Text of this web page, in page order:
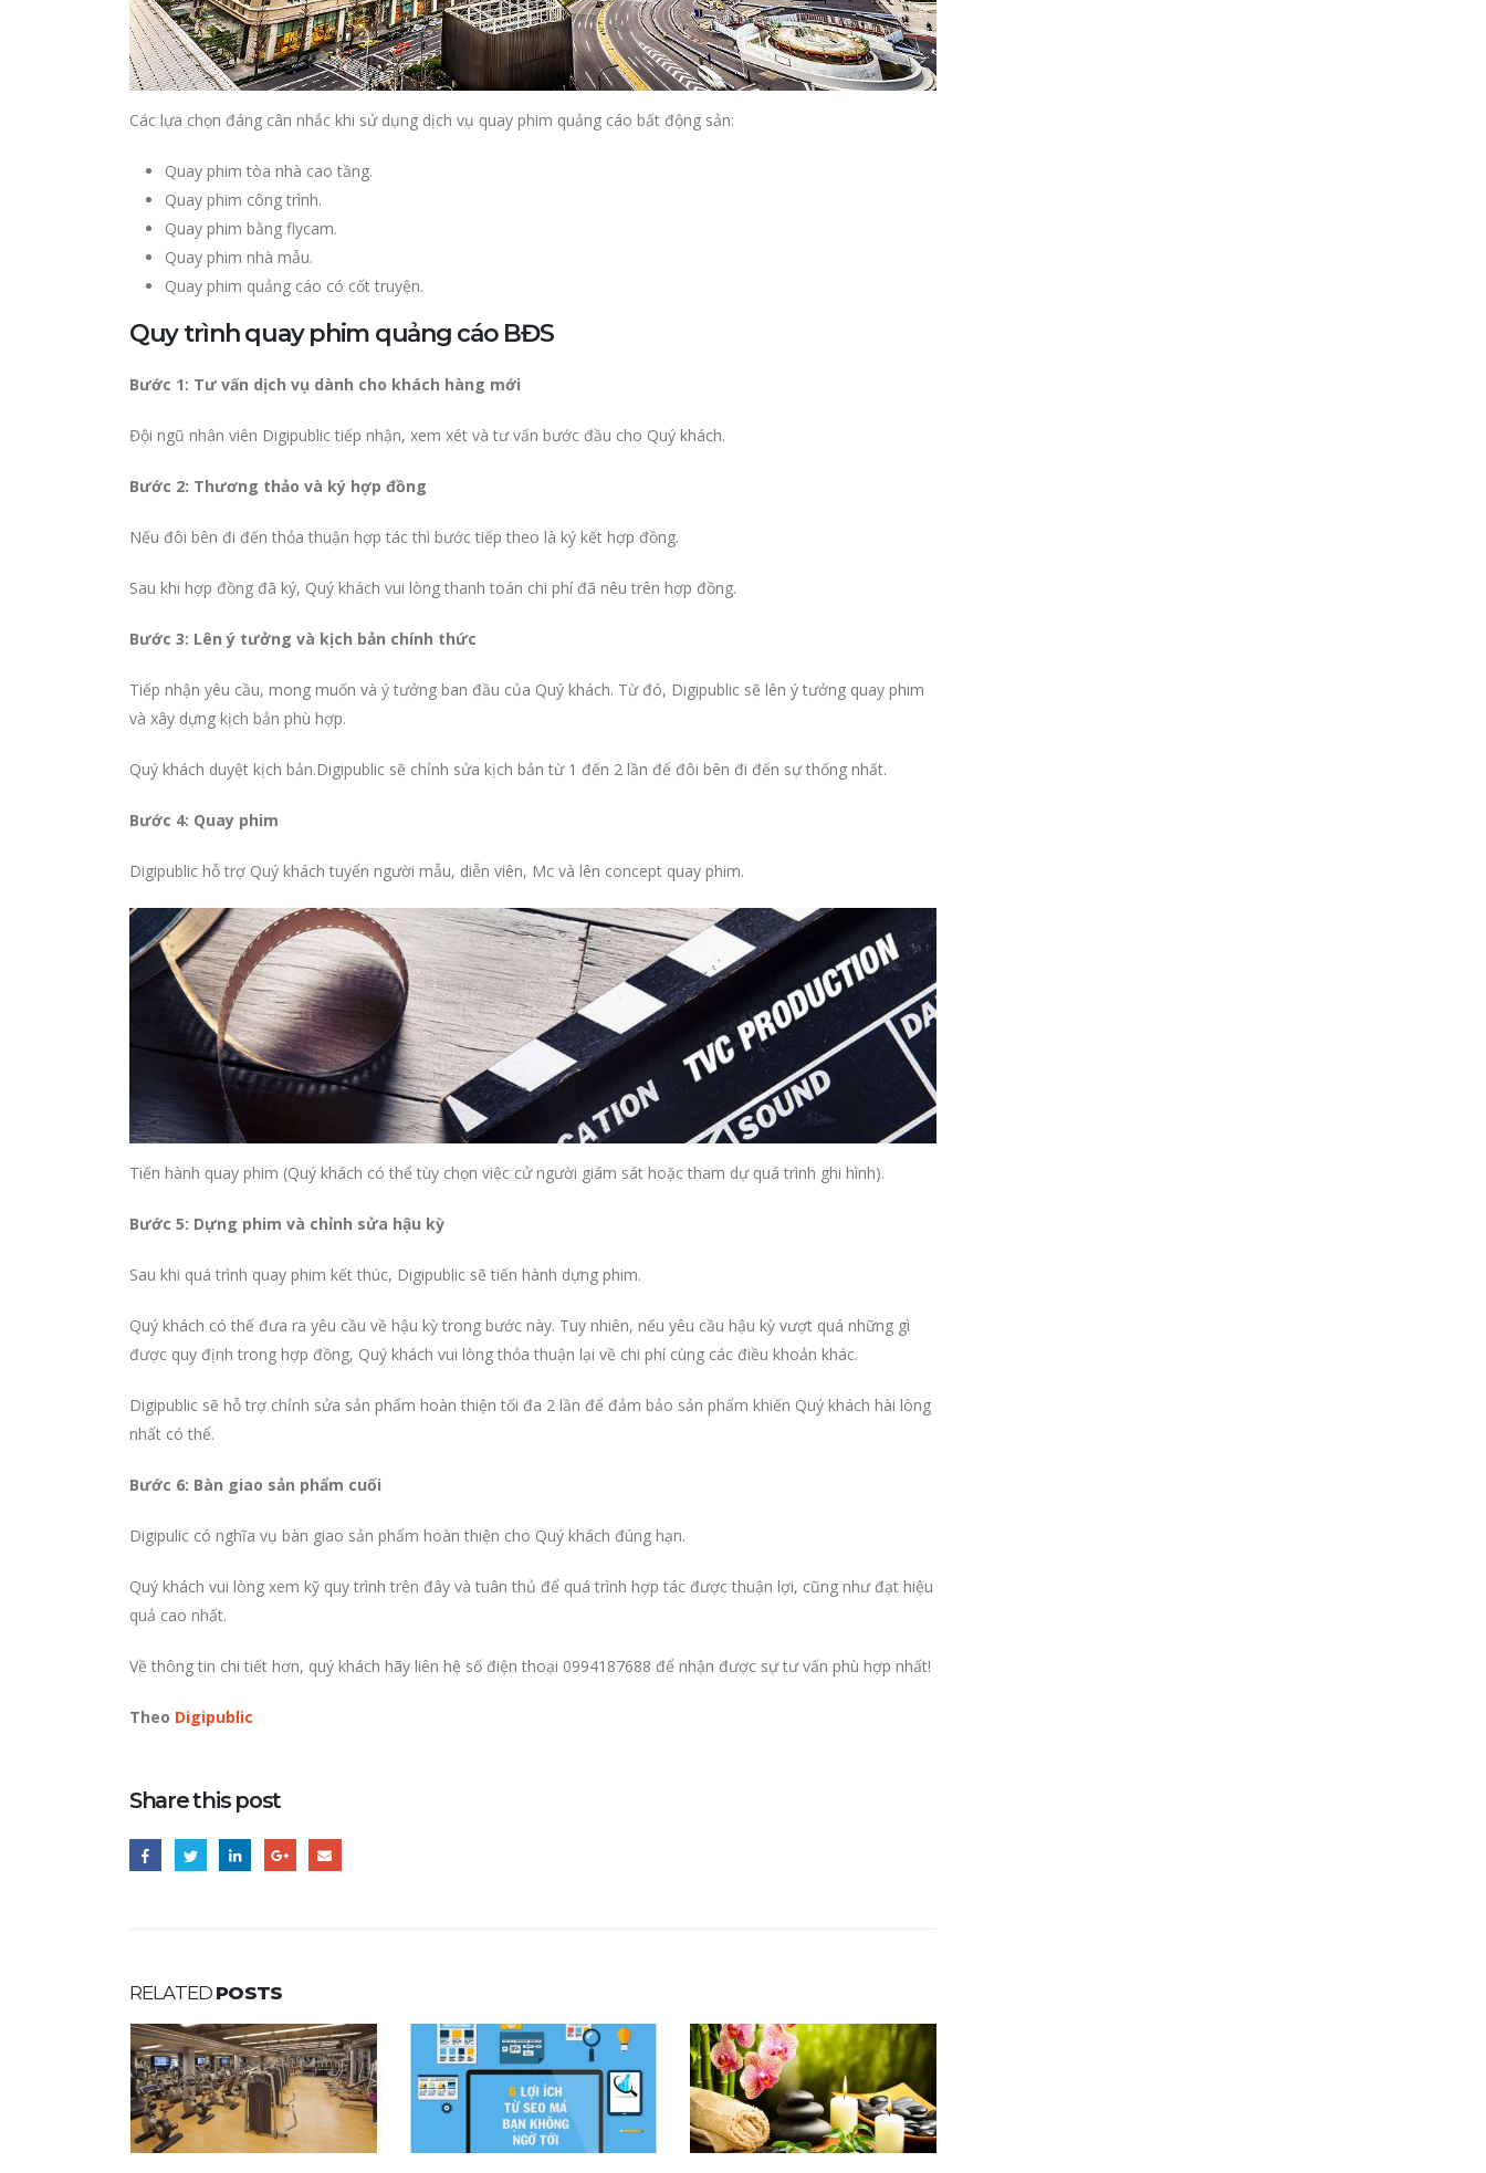
Các lựa chọn đáng cân nhắc khi sử dụng dịch vụ quay phim quảng cáo bất động sản:
Quay phim tòa nhà cao tầng.
Quay phim công trình.
Quay phim bằng flycam.
Quay phim nhà mẫu.
Quay phim quảng cáo có cốt truyện.
Quy trình quay phim quảng cáo BĐS
Bước 1: Tư vấn dịch vụ dành cho khách hàng mới
Đội ngũ nhân viên Digipublic tiếp nhận, xem xét và tư vấn bước đầu cho Quý khách.
Bước 2: Thương thảo và ký hợp đồng
Nếu đôi bên đi đến thỏa thuận hợp tác thì bước tiếp theo là ký kết hợp đồng.
Sau khi hợp đồng đã ký, Quý khách vui lòng thanh toán chi phí đã nêu trên hợp đồng.
Bước 3: Lên ý tưởng và kịch bản chính thức
Tiếp nhận yêu cầu, mong muốn và ý tưởng ban đầu của Quý khách. Từ đó, Digipublic sẽ lên ý tưởng quay phim
và xây dựng kịch bản phù hợp.
Quý khách duyệt kịch bản.Digipublic sẽ chỉnh sửa kịch bản từ 1 đến 2 lần để đôi bên đi đến sự thống nhất.
Bước 4: Quay phim
Digipublic hỗ trợ Quý khách tuyển người mẫu, diễn viên, Mc và lên concept quay phim.
Tiến hành quay phim (Quý khách có thể tùy chọn việc cử người giám sát hoặc tham dự quá trình ghi hình).
Bước 5: Dựng phim và chỉnh sửa hậu kỳ
Sau khi quá trình quay phim kết thúc, Digipublic sẽ tiến hành dựng phim.
Quý khách có thể đưa ra yêu cầu về hậu kỳ trong bước này. Tuy nhiên, nếu yêu cầu hậu kỳ vượt quá những gì
được quy định trong hợp đồng, Quý khách vui lòng thỏa thuận lại về chi phí cùng các điều khoản khác.
Digipublic sẽ hỗ trợ chỉnh sửa sản phẩm hoàn thiện tối đa 2 lần để đảm bảo sản phẩm khiến Quý khách hài lòng
nhất có thể.
Bước 6: Bàn giao sản phẩm cuối
Digipulic có nghĩa vụ bàn giao sản phẩm hoàn thiện cho Quý khách đúng hạn.
Quý khách vui lòng xem kỹ quy trình trên đây và tuân thủ để quá trình hợp tác được thuận lợi, cũng như đạt hiệu
quả cao nhất.
Về thông tin chi tiết hơn, quý khách hãy liên hệ số điện thoại 0994187688 để nhận được sự tư vấn phù hợp nhất!
Theo Digipublic
Share this post
RELATED POSTS